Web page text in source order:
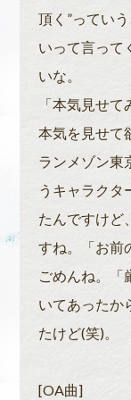
頂く”ってい
いって言って
いな。
「本気見せ
本気を見せて
ランメゾン東
うキャラクタ
たんですけど
すね。「お前
ごめんね。「
いてあったか
たけど(笑)。
[OA曲]